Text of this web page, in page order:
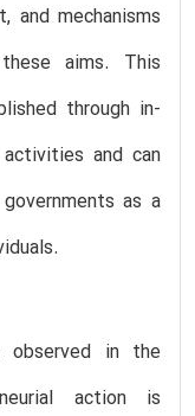
and mechanisms
aims. This
through in-
and can
as a
observed in the
action is